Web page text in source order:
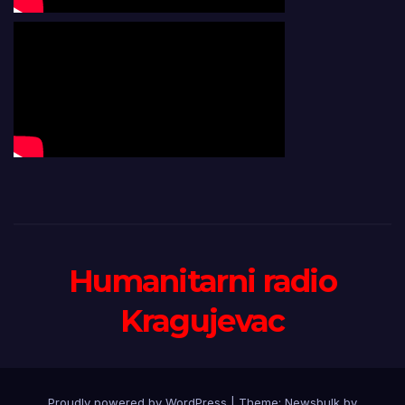
Humanitarni radio
Kragujevac